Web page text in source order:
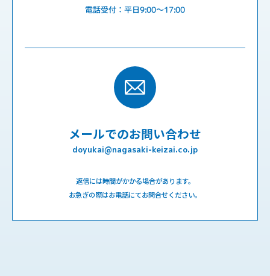
電話受付：平日9:00〜17:00
メールでのお問い合わせ
doyukai@nagasaki-keizai.co.jp
返信には時間がかかる場合があります。
お急ぎの際はお電話にてお問合せください。